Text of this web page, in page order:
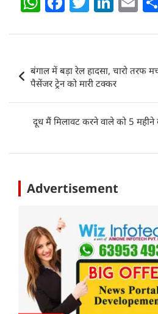
at
s
A
p
p
c
e
b
o
o
itt
er
k
e
dI
n
ai
l
Post
navigation
बंगाल में बड़ा रेल हादसा, चारो तरफ
पैसेंजर ट्रेन को मारी टक्कर
दूध मैं मिलावट करने वाले को 5
Advertisement